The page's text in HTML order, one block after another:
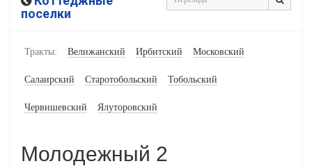
поселки
Тракты: Велижанский Ирбитский Московский
Салаирский Старотобольский Тобольский
Червишевский Ялуторовский
Молодежный 2